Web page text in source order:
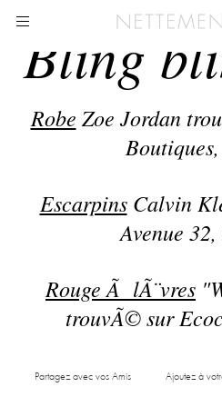
Bling
Robe Zoe Jordan
EscarpinsCalvin
Avenue
Rouge Ã lÃ¨vres
trouvÃ© sur
Partagez avec vos Amis Ajoutez à